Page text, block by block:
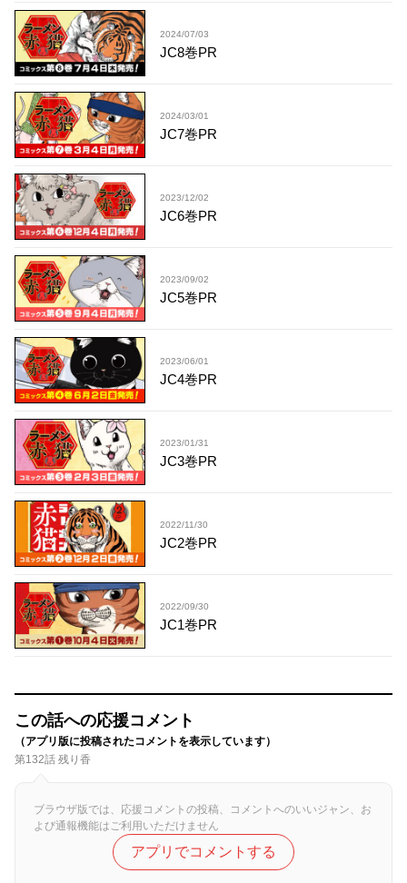
2024/07/03
JC8巻PR
2024/03/01
JC7巻PR
2023/12/02
JC6巻PR
2023/09/02
JC5巻PR
2023/06/01
JC4巻PR
2023/01/31
JC3巻PR
2022/11/30
JC2巻PR
2022/09/30
JC1巻PR
この話への応援コメント
（アプリ版に投稿されたコメントを表示しています）
第132話 残り香
ブラウザ版では、応援コメントの投稿、コメントへのいいジャン、お
よび通報機能はご利用いただけません
アプリでコメントする